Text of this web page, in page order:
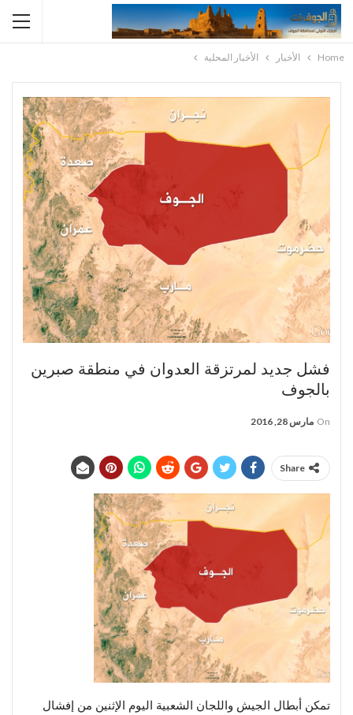
Home الأخبار الأخبار المحلية
فشل جديد لمرتزقة العدوان في منطقة صبرين
بالجوف
On مارس 28, 2016
Share
تمكن أبطال الجيش واللجان الشعبية اليوم الإثنين من إفشال